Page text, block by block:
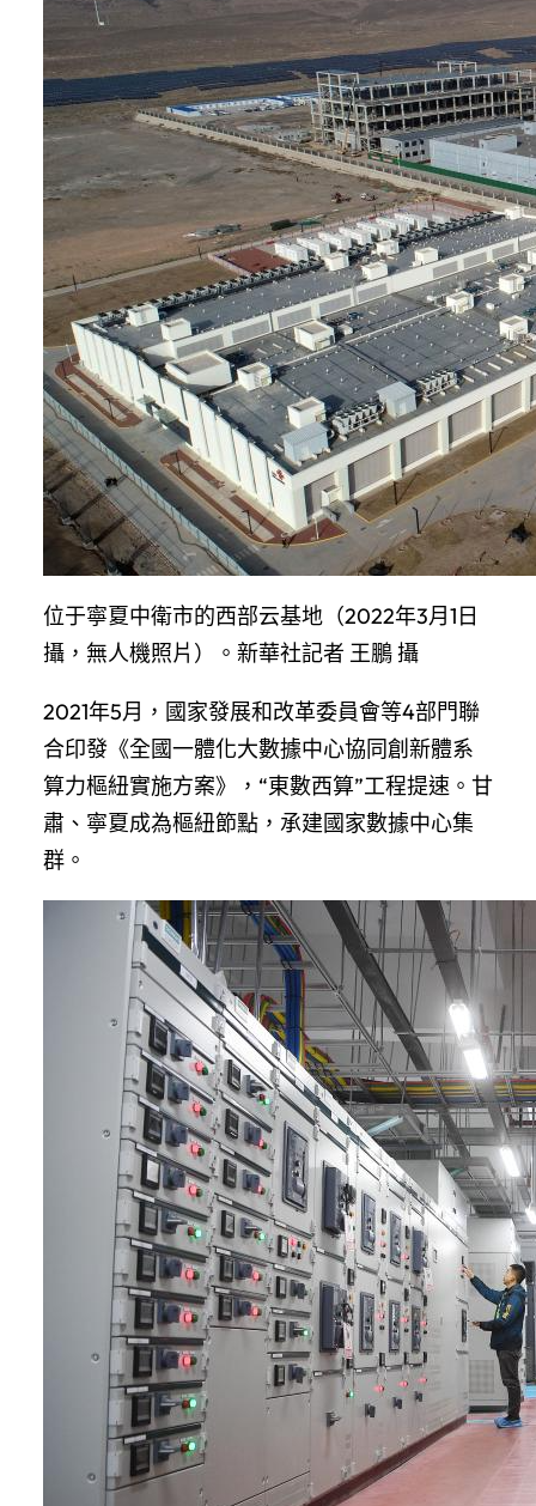
位于寧夏中衛市的西部云基地（2022年3月1日
攝，無人機照片）。新華社記者 王鵬 攝
2021年5月，國家發展和改革委員會等4部門聯
合印發《全國一體化大數據中心協同創新體系
算力樞紐實施方案》，“東數西算”工程提速。甘
肅、寧夏成為樞紐節點，承建國家數據中心集
群。